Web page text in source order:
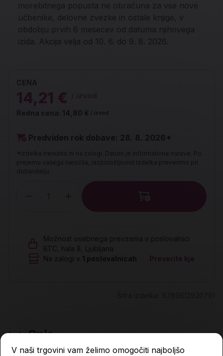
morebitnega popusta ne obračuna za vse nove
učbenike, delovne zvezke in ostale knjige, v
obdobju prvih 6 mesecev od datuma njihovega
izida. Akcija velja od 10. 6. do 9. 8. 2026.
CENA
14,21 €
Redna cena: 14,80 € / izvod
Predviden rok dobave: 28. 8. 2026*
*Izdelka trenutno ni na zalogi. Datum je informativne narave. Po
prejemu vašega naročila, razpoložljivost izdelka preverimo pri
dobavitelju.
Možnost osebnega prevzema v poslovalnici
BTC, hala 8, Ljubljana
Na zalogi v 1 poslovalnicah Preverite kje
Opis
V naši trgovini vam želimo omogočiti najboljšo